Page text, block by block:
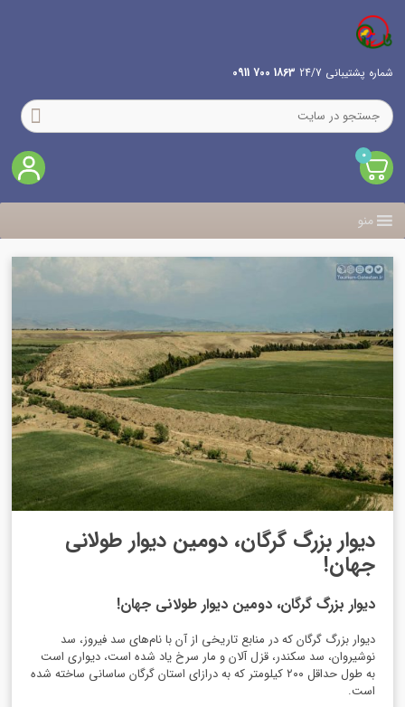
شماره پشتیبانی 24/7 1863 700 0911
0
منو
دیوار بزرگ گرگان، دومین دیوار طولانی
جهان!
دیوار بزرگ گرگان، دومین دیوار طولانی جهان!
دیوار بزرگ گرگان که در منابع تاریخی از آن با نام‌های سد فیروز، سد
نوشیروان، سد سکندر، قزل آلان و مار سرخ یاد شده است، دیواری است
به طول حداقل ۲۰۰ کیلومتر که به درازای استان گرگان ساسانی ساخته شده
است.